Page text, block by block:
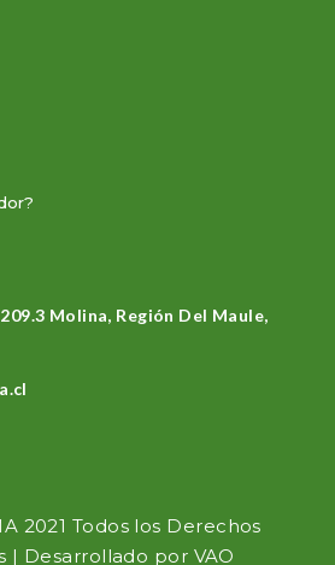
Molina, Región Del Maule,
2021 Todos los Derechos
| Desarrollado por VAO